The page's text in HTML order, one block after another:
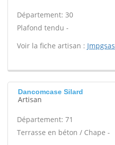
Département: 30
Plafond tendu -
Voir la fiche artisan : Jmpgsas
Dancomcase Silard
Artisan
Département: 71
Terrasse en béton / Chape -